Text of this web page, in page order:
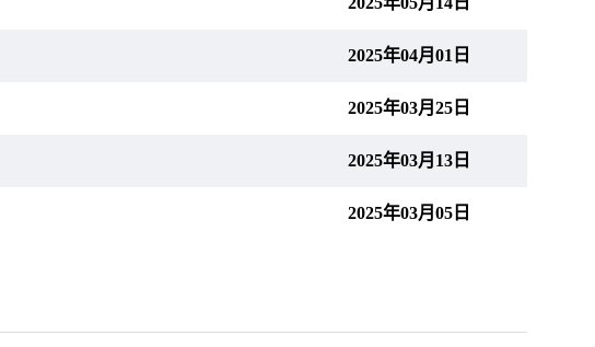
2025年04月01日
2025年03月25日
2025年03月13日
2025年03月05日